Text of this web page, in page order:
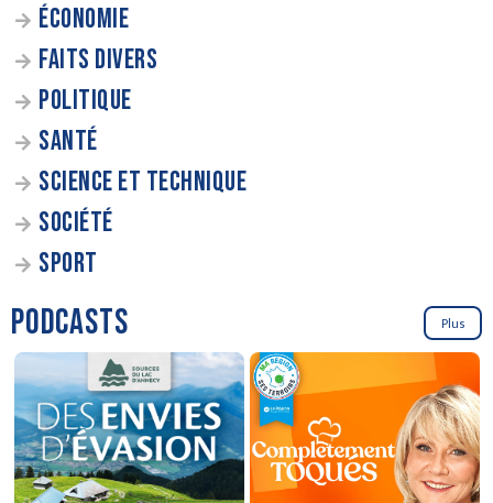
ÉCONOMIE
FAITS DIVERS
POLITIQUE
SANTÉ
SCIENCE ET TECHNIQUE
SOCIÉTÉ
SPORT
PODCASTS Plus